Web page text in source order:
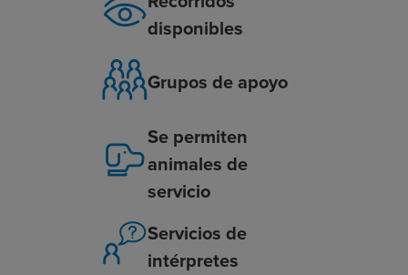
disponibles
Grupos de apoyo
Se permiten
animales de
servicio
Servicios de
intérpretes